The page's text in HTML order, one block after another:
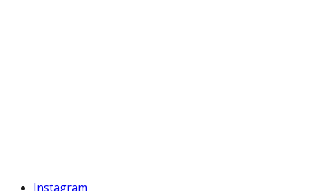
Instagram